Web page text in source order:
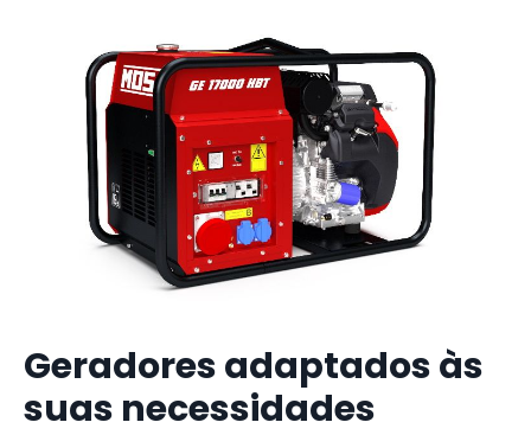
Geradores adaptados às
suas necessidades